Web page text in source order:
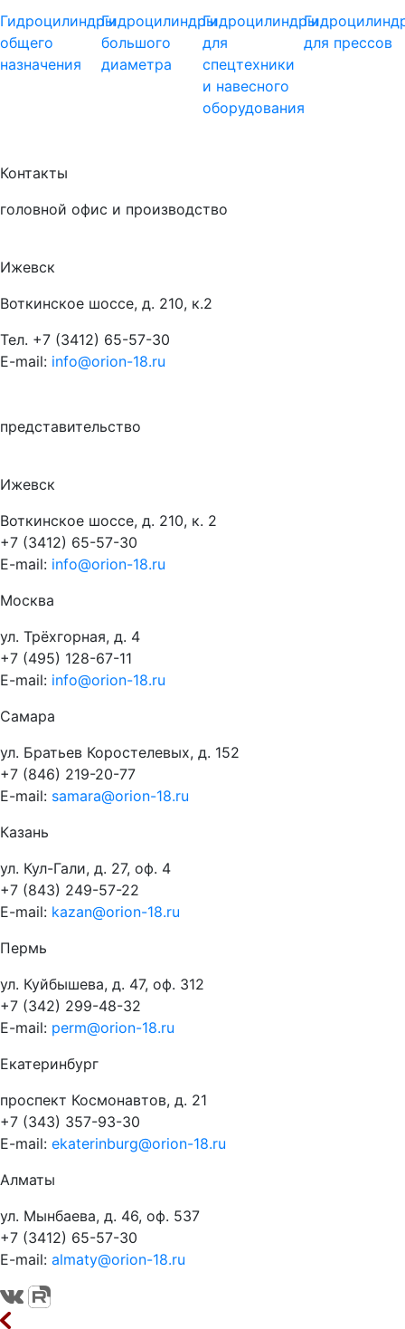
Гидроцилиндры
общего
назначения
Гидроцилиндры
большого
диаметра
Гидроцилиндры
для
спецтехники
и навесного
оборудования
для прессов
Контакты
головной офис и производство
Ижевск
Воткинское шоссе, д. 210, к.2
Тел. +7 (3412) 65-57-30
E-mail: info@orion-18.ru
представительство
Ижевск
Воткинское шоссе, д. 210, к. 2
+7 (3412) 65-57-30
E-mail: info@orion-18.ru
Москва
ул. Трёхгорная, д. 4
+7 (495) 128-67-11
E-mail: info@orion-18.ru
Самара
ул. Братьев Коростелевых, д. 152
+7 (846) 219-20-77
E-mail: samara@orion-18.ru
Казань
ул. Кул-Гали, д. 27, оф. 4
+7 (843) 249-57-22
E-mail: kazan@orion-18.ru
Пермь
ул. Куйбышева, д. 47, оф. 312
+7 (342) 299-48-32
E-mail: perm@orion-18.ru
Екатеринбург
проспект Космонавтов, д. 21
+7 (343) 357-93-30
E-mail: ekaterinburg@orion-18.ru
Алматы
ул. Мынбаева, д. 46, оф. 537
+7 (3412) 65-57-30
E-mail: almaty@orion-18.ru